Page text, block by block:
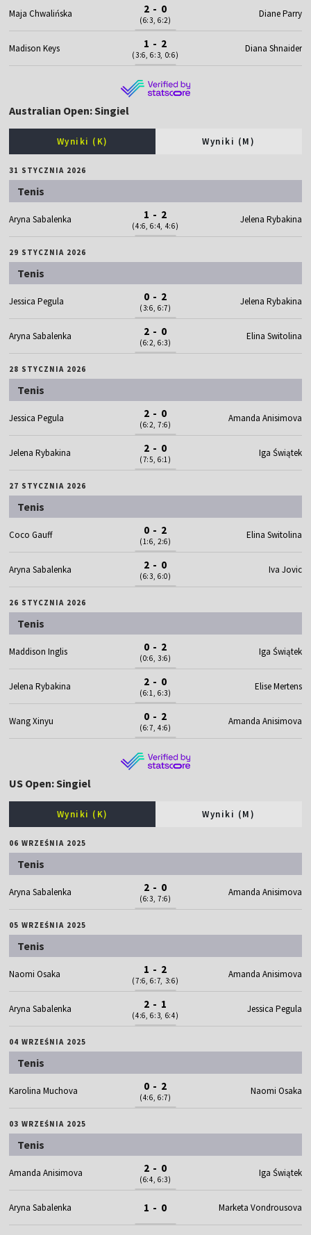
Maja Chwalińska 2 - 0
(6:3, 6:2)
Diane Parry
Madison Keys 1 - 2
(3:6, 6:3, 0:6)
Diana Shnaider
Australian Open: Singiel
Wyniki (K) Wyniki (M)
31 STYCZNIA 2026
Tenis
Aryna Sabalenka 1 - 2
(4:6, 6:4, 4:6)
Jelena Rybakina
29 STYCZNIA 2026
Tenis
Jessica Pegula 0 - 2
(3:6, 6:7)
Jelena Rybakina
Aryna Sabalenka 2 - 0
(6:2, 6:3)
Elina Switolina
28 STYCZNIA 2026
Tenis
Jessica Pegula 2 - 0
(6:2, 7:6)
Amanda Anisimova
Jelena Rybakina 2 - 0
(7:5, 6:1)
Iga Świątek
27 STYCZNIA 2026
Tenis
Coco Gauff 0 - 2
(1:6, 2:6)
Elina Switolina
Aryna Sabalenka 2 - 0
(6:3, 6:0)
Iva Jovic
26 STYCZNIA 2026
Tenis
Maddison Inglis 0 - 2
(0:6, 3:6)
Iga Świątek
Jelena Rybakina 2 - 0
(6:1, 6:3)
Elise Mertens
Wang Xinyu 0 - 2
(6:7, 4:6)
Amanda Anisimova
US Open: Singiel
Wyniki (K) Wyniki (M)
06 WRZEŚNIA 2025
Tenis
Aryna Sabalenka 2 - 0
(6:3, 7:6)
Amanda Anisimova
05 WRZEŚNIA 2025
Tenis
Naomi Osaka 1 - 2
(7:6, 6:7, 3:6)
Amanda Anisimova
Aryna Sabalenka 2 - 1
(4:6, 6:3, 6:4)
Jessica Pegula
04 WRZEŚNIA 2025
Tenis
Karolina Muchova 0 - 2
(4:6, 6:7)
Naomi Osaka
03 WRZEŚNIA 2025
Tenis
Amanda Anisimova 2 - 0
(6:4, 6:3)
Iga Świątek
Aryna Sabalenka 1 - 0 Marketa Vondrousova